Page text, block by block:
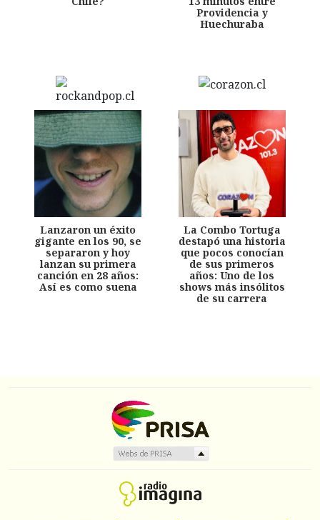
Providencia y
Huechuraba
Lanzaron un éxito
gigante en los 90, se
separaron y hoy
lanzan su primera
canción en 28 años:
Así es como suena
La Combo Tortuga
destapó una historia
que pocos conocían
de sus primeros
años: Uno de los
shows más insólitos
de su carrera